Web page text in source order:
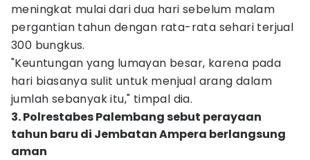
meningkat mulai dari dua hari sebelum malam
pergantian tahun dengan rata-rata sehari terjual
300 bungkus.
"Keuntungan yang lumayan besar, karena pada
hari biasanya sulit untuk menjual arang dalam
jumlah sebanyak itu," timpal dia.
3. Polrestabes Palembang sebut perayaan
tahun baru di Jembatan Ampera berlangsung
aman